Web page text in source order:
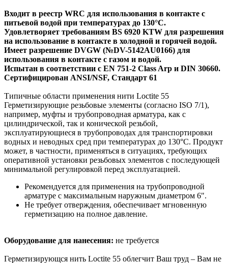
Входит в реестр WRC для использования в контакте с
питьевой водой при температурах до 130°С.
Удовлетворяет требованиям BS 6920 KTW для разрешения
на использование в контакте в холодной и горячей водой.
Имеет разрешение DVGW (№DV-5142AU0166) для
использования в контакте с газом и водой.
Испытан в соответствии с EN 751-2 Class Arp и DIN 30660.
Сертифицирован ANSI/NSF, Стандарт 61
Типичные области применения нити Loctite 55
Герметизирующие резьбовые элементы (согласно ISO 7/1),
например, муфты и трубопроводная арматура, как с
цилиндрической, так и конической резьбой,
эксплуатирующиеся в трубопроводах для транспортировки
водных и неводных сред при температурах до 130°C. Продукт
может, в частности, применяться в ситуациях, требующих
оперативной установки резьбовых элементов с последующей
минимальной регулировкой перед эксплуатацией.
Рекомендуется для применения на трубопроводной
арматуре с максимальным наружным диаметром 6".
Не требует отверждения, обеспечивает мгновенную
герметизацию на полное давление.
Оборудование для нанесения: не требуется
Герметизирующся нить Loctite 55 облегчит Ваш труд – Вам не